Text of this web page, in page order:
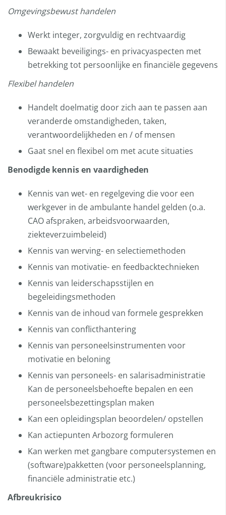
Omgevingsbewust handelen
Werkt integer, zorgvuldig en rechtvaardig
Bewaakt beveiligings- en privacyaspecten met
betrekking tot persoonlijke en financiële gegevens
Flexibel handelen
Handelt doelmatig door zich aan te passen aan
veranderde omstandigheden, taken,
verantwoordelijkheden en / of mensen
Gaat snel en flexibel om met acute situaties
Benodigde kennis en vaardigheden
Kennis van wet- en regelgeving die voor een
werkgever in de ambulante handel gelden (o.a.
CAO afspraken, arbeidsvoorwaarden,
ziekteverzuimbeleid)
Kennis van werving- en selectiemethoden
Kennis van motivatie- en feedbacktechnieken
Kennis van leiderschapsstijlen en
begeleidingsmethoden
Kennis van de inhoud van formele gesprekken
Kennis van conflicthantering
Kennis van personeelsinstrumenten voor
motivatie en beloning
Kennis van personeels- en salarisadministratie
Kan de personeelsbehoefte bepalen en een
personeelsbezettingsplan maken
Kan een opleidingsplan beoordelen/ opstellen
Kan actiepunten Arbozorg formuleren
Kan werken met gangbare computersystemen en
(software)pakketten (voor personeelsplanning,
financiële administratie etc.)
Afbreukrisico